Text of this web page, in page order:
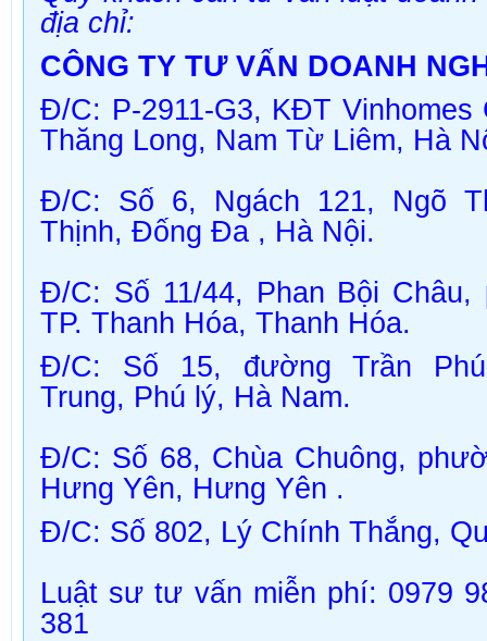
địa chỉ:
CÔNG TY TƯ VẤN DOANH
Đ/C: P-2911-G3, KĐT Vinhomes
Thăng Long, Nam Từ Liêm, Hà
Đ/C: Số 6, Ngách 121, Ngõ
Thịnh, Đống Đa , Hà Nội.
Đ/C: Số 11/44, Phan Bội
TP. Thanh Hóa, Thanh Hóa.
Đ/C: Số 15, đường Trần
Trung, Phú lý, Hà Nam.
Đ/C: Số 68, Chùa Chuông,
Hưng Yên, Hưng Yên .
Đ/C: Số 802, Lý Chính Thắng,
Luật sư tư vấn miễn phí: 0979
381